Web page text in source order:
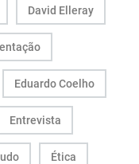
David Elleray
Eduardo Coelho
Entrevista
Ética